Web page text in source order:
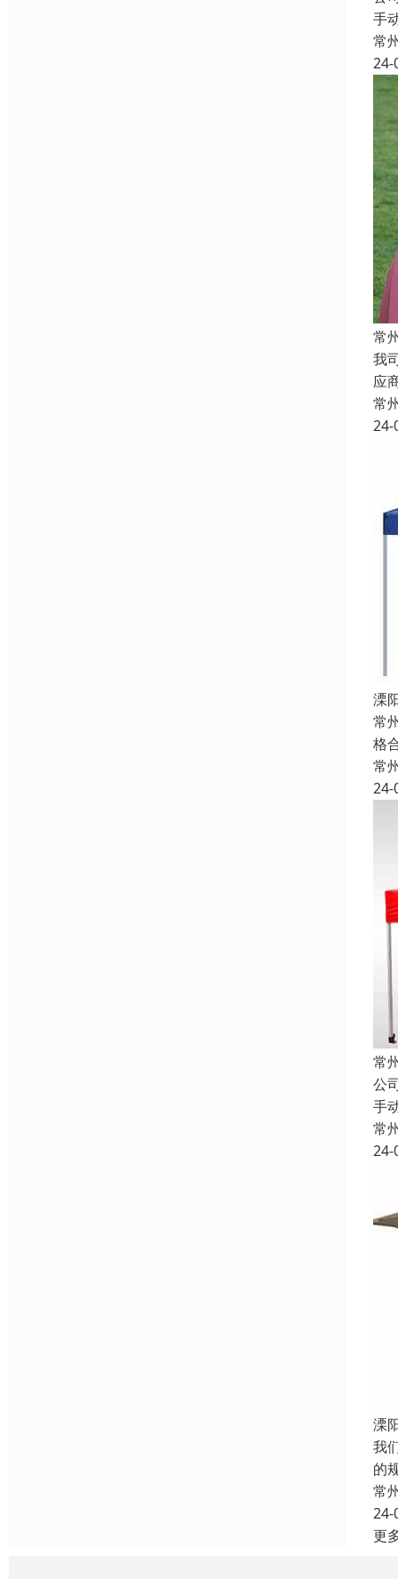
手
常
24-
常
我
应
常
24-
溧
常
格
常
24-
常
公
手
常
24-
溧
我
的
常
24-
更